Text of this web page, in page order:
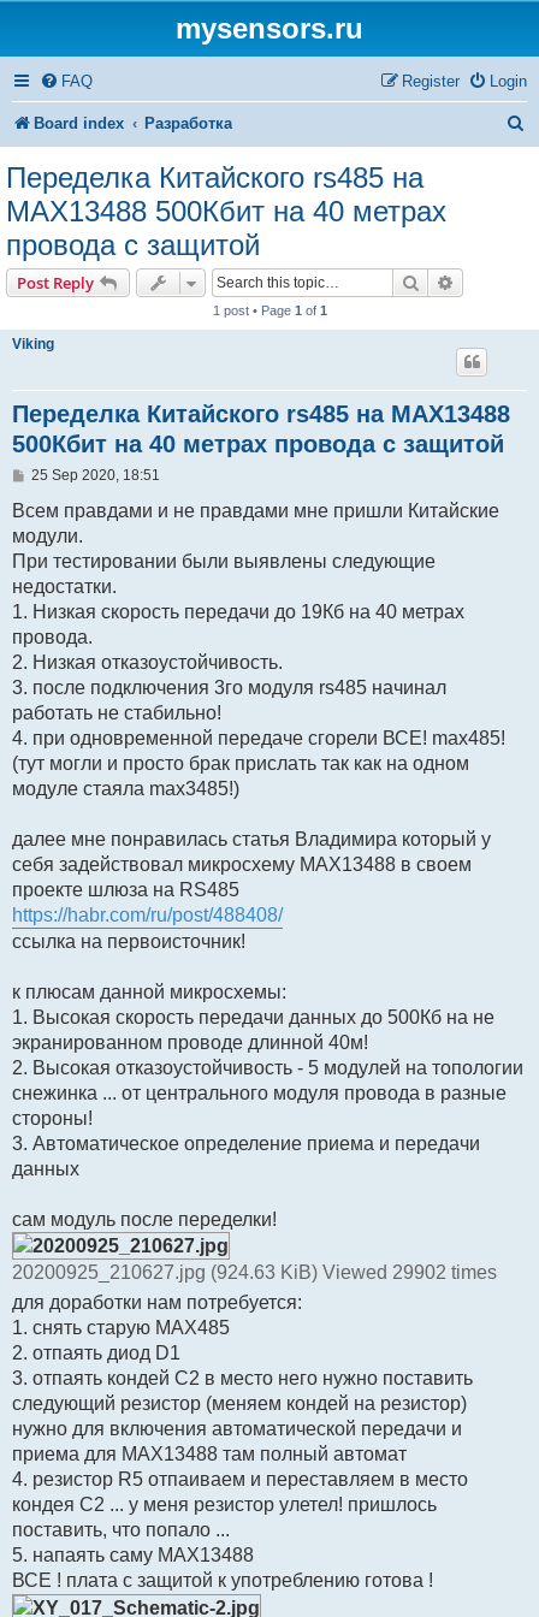
mysensors.ru
FAQ Login
Register
Board index Разработка
Переделка Китайского rs485 на
MAX13488 500Кбит на 40 метрах
провода с защитой
Post Reply Search
1 post • Page 1 of 1
Viking
Переделка Китайского rs485 на MAX13488
500Кбит на 40 метрах провода с защитой
P
s
25 Sep 2020, 18:51
Всем правдами и не правдами мне пришли Китайские
модули.
При тестировании были выявлены следующие
недостатки.
1. Низкая скорость передачи до 19Кб на 40 метрах
провода.
2. Низкая отказоустойчивость.
3. после подключения 3го модуля rs485 начинал
работать не стабильно!
4. при одновременной передаче сгорели ВСЕ! max485!
(тут могли и просто брак прислать так как на одном
модуле стаяла max3485!)
далее мне понравилась статья Владимира который у
себя задействовал микросхему MAX13488 в своем
проекте шлюза на RS485
https://habr.com/ru/post/488408/
ссылка на первоисточник!
к плюсам данной микросхемы:
1. Высокая скорость передачи данных до 500Кб на не
экранированном проводе длинной 40м!
2. Высокая отказоустойчивость - 5 модулей на топологии
снежинка ... от центрального модуля провода в разные
стороны!
3. Автоматическое определение приема и передачи
данных
сам модуль после переделки!
20200925_210627.jpg (924.63 KiB) Viewed 29902 times
для доработки нам потребуется:
1. снять старую MAX485
2. отпаять диод D1
3. отпаять кондей С2 в место него нужно поставить
следующий резистор (меняем кондей на резистор)
нужно для включения автоматической передачи и
приема для MAX13488 там полный автомат
4. резистор R5 отпаиваем и переставляем в место
кондея C2 ... у меня резистор улетел! пришлось
поставить, что попало ...
5. напаять саму MAX13488
ВСЕ ! плата с защитой к употреблению готова !